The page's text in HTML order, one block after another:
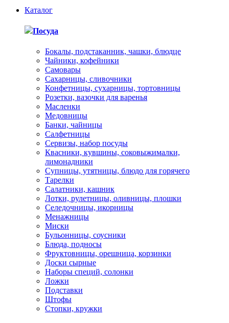
Каталог
Посуда
Бокалы, подстаканник, чашки, блюдце
Чайники, кофейники
Самовары
Сахарницы, сливочники
Конфетницы, сухарницы, тортовницы
Розетки, вазочки для варенья
Масленки
Медовницы
Банки, чайницы
Салфетницы
Сервизы, набор посуды
Квасники, кувшины, соковыжималки,
лимонадники
Супницы, утятницы, блюдо для горячего
Тарелки
Салатники, кашник
Лотки, рулетницы, оливницы, плошки
Селедочницы, икорницы
Менажницы
Миски
Бульонницы, соусники
Блюда, подносы
Фруктовницы, орешница, корзинки
Доски сырные
Наборы специй, солонки
Ложки
Подставки
Штофы
Стопки, кружки